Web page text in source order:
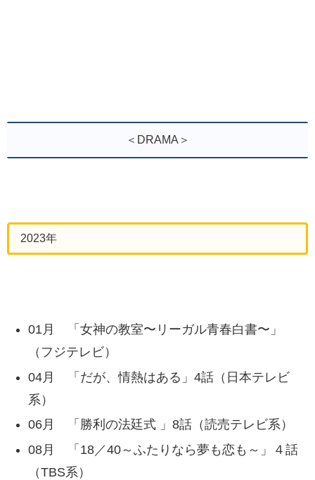
＜DRAMA＞
2023年
01月 「女神の教室〜リーガル青春白書〜」
（フジテレビ）
04月 「だが、情熱はある」4話（日本テレビ
系）
06月 「勝利の法廷式 」8話（読売テレビ系）
08月 「18／40～ふたりなら夢も恋も～」４話
（TBS系）